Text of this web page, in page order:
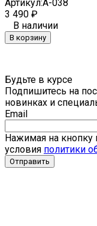
Артикул:A-038
3 490 ₽
В наличии
В корзину
Будьте в курсе
Подпишитесь на
новинках и
Email
Нажимая на
условия политики